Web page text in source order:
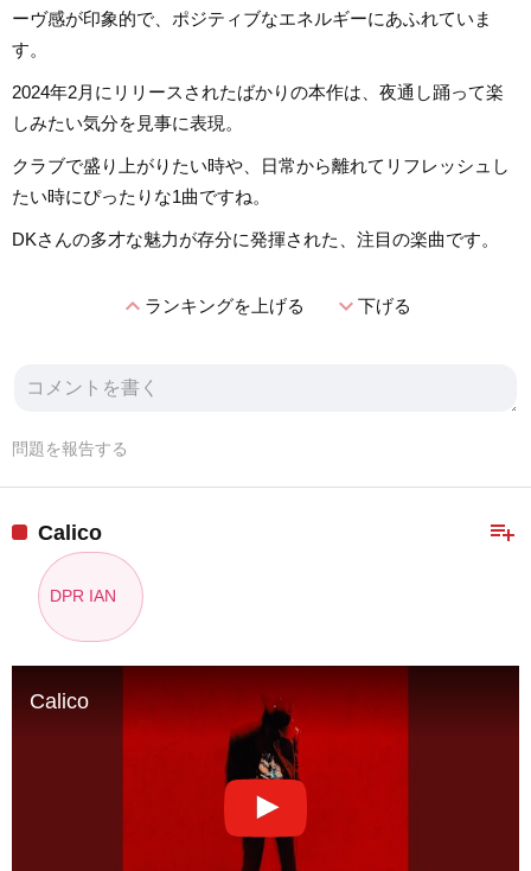
ーヴ感が印象的で、ポジティブなエネルギーにあふれていま
す。
2024年2月にリリースされたばかりの本作は、夜通し踊って楽
しみたい気分を見事に表現。
クラブで盛り上がりたい時や、日常から離れてリフレッシュし
たい時にぴったりな1曲ですね。
DKさんの多才な魅力が存分に発揮された、注目の楽曲です。
expand_lessランキングを上げる expand_more下げる
問題を報告する
playlist_add
Calico
DPR IAN
Calico